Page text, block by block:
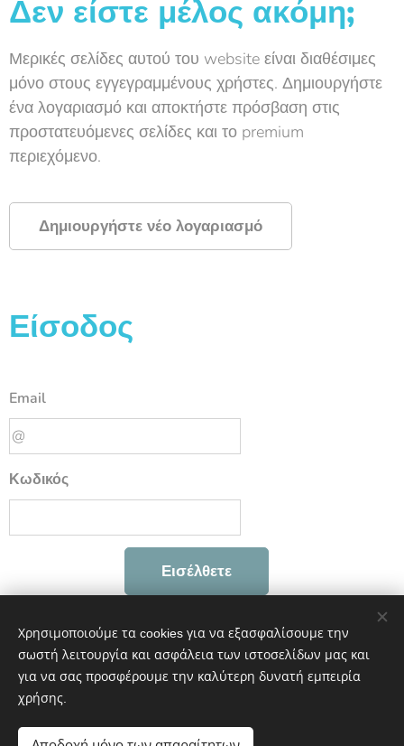
Δεν είστε μέλος ακόμη;
Μερικές σελίδες αυτού του website είναι διαθέσιμες
μόνο στους εγγεγραμμένους χρήστες. Δημιουργήστε
ένα λογαριασμό και αποκτήστε πρόσβαση στις
προστατευόμενες σελίδες και το premium
περιεχόμενο.
Δημιουργήστε νέο λογαριασμό
Είσοδος
Email
Κωδικός
Εισέλθετε
Ξεχάσατε τον κωδικό σας;
Χρησιμοποιούμε τα cookies για να εξασφαλίσουμε την
σωστή λειτουργία και ασφάλεια των ιστοσελίδων μας και
για να σας προσφέρουμε την καλύτερη δυνατή εμπειρία
χρήσης.